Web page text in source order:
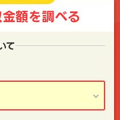
額を調べる
て